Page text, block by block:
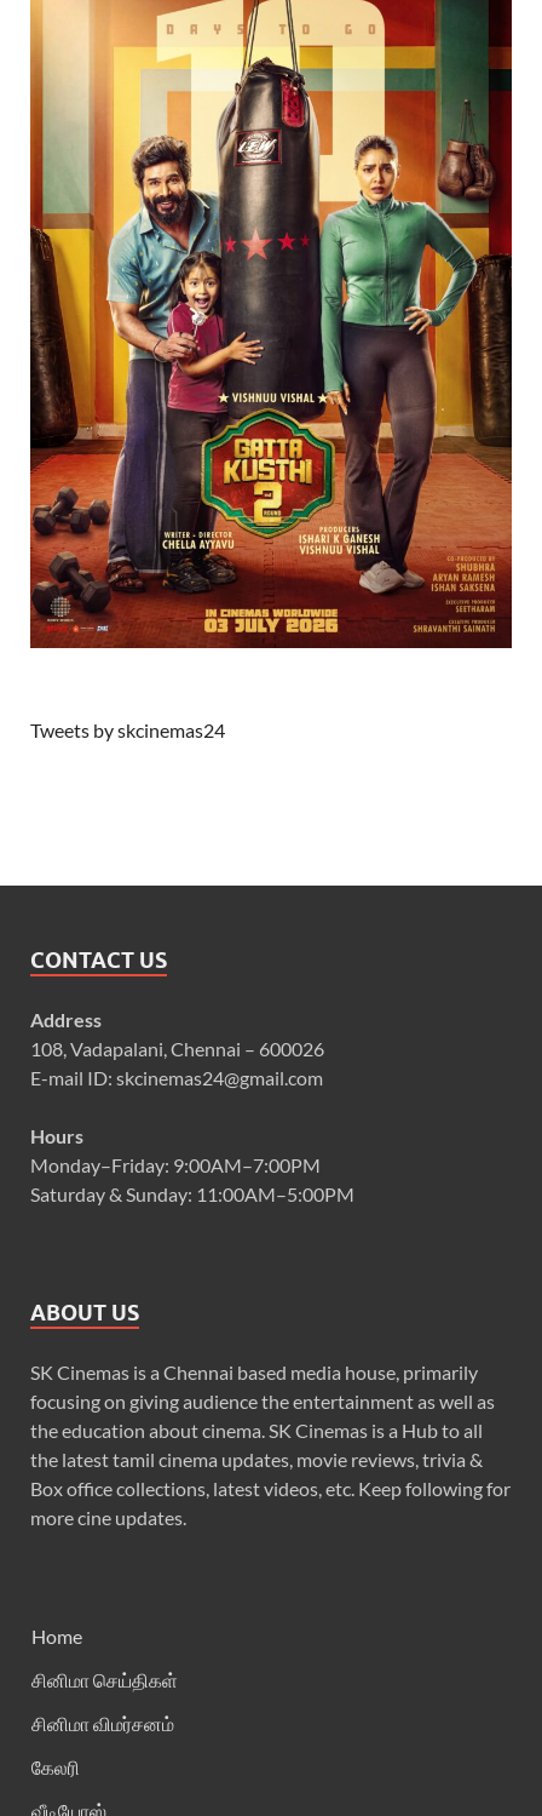
Tweets by skcinemas24
CONTACT US
Address
108, Vadapalani, Chennai – 600026
E-mail ID: skcinemas24@gmail.com
Hours
Monday–Friday: 9:00AM–7:00PM
Saturday & Sunday: 11:00AM–5:00PM
ABOUT US
SK Cinemas is a Chennai based media house, primarily
focusing on giving audience the entertainment as well as
the education about cinema. SK Cinemas is a Hub to all
the latest tamil cinema updates, movie reviews, trivia &
Box office collections, latest videos, etc. Keep following for
more cine updates.
Home
சினிமா செய்திகள்
சினிமா விமர்சனம்
கேலரி
வீடியோஸ்